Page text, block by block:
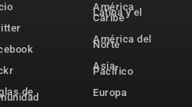
de
América
Latina y el
Caribe
América del
Norte
Asia-
Pacífico
Europa